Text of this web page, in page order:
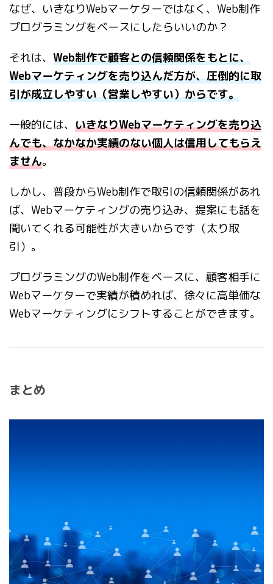
なぜ、いきなりWebマーケターではなく、Web制作
プログラミングをベースにしたらいいのか？
それは、 Web制作で顧客との信頼関係をもとに、
Webマーケティングを売り込んだ方が、圧倒的に取
引が成立しやすい（営業しやすい）からです。
一般的には、 いきなりWebマーケティングを売り込
んでも、なかなか実績のない個人は信用してもらえ
ません。
しかし、普段からWeb制作で取引の信頼関係があれ
ば、Webマーケティングの売り込み、提案にも話を
聞いてくれる可能性が大きいからです（太り取
引）。
プログラミングのWeb制作をベースに、顧客相手に
Webマーケターで実績が積めれば、徐々に高単価な
Webマーケティングにシフトすることができます。
まとめ